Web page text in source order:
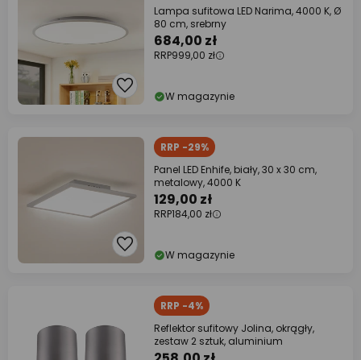
Lampa sufitowa LED Narima, 4000 K, Ø
80 cm, srebrny
684,00 zł
RRP999,00 zł
W magazynie
RRP -29%
Panel LED Enhife, biały, 30 x 30 cm,
metalowy, 4000 K
129,00 zł
RRP184,00 zł
W magazynie
RRP -4%
Reflektor sufitowy Jolina, okrągły,
zestaw 2 sztuk, aluminium